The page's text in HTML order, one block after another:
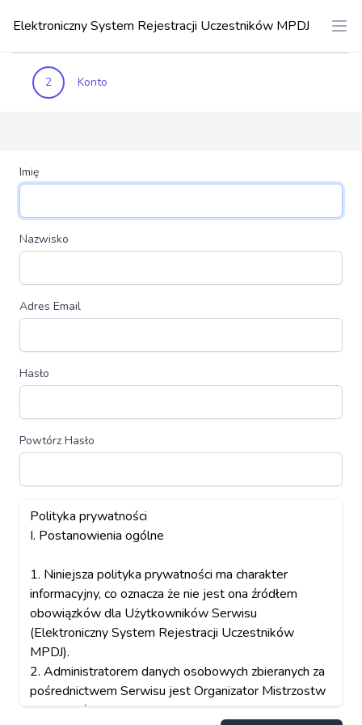
Elektroniczny System Rejestracji Uczestników MPDJ
2 Konto
Imię
Nazwisko
Adres Email
Hasło
Powtórz Hasło
Polityka prywatności
I. Postanowienia ogólne
1. Niniejsza polityka prywatności ma charakter
informacyjny, co oznacza że nie jest ona źródłem
obowiązków dla Użytkowników Serwisu
(Elektroniczny System Rejestracji Uczestników
MPDJ).
2. Administratorem danych osobowych zbieranych za
pośrednictwem Serwisu jest Organizator Mistrzostw
Polski DJów Clubsound Management – Clubsound